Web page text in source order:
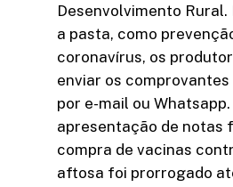
Desenvolvimento Rural.
a pasta, como
coronavírus, os
enviar os
por e-mail ou
apresentação de notas
compra de vacinas
aftosa foi prorrogado